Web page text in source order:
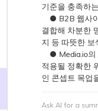
기준을 충족하
● B2B 웹사이
결합해 차분한
지 등 따뜻한
● Media.io의
적용될 정확한
인 콘셉트 목업
Ask AI for a